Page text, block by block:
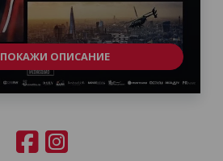
ПОКАЖИ ОПИСАНИЕ